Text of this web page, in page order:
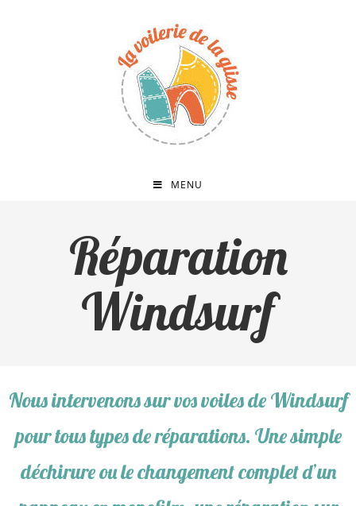
MENU
Réparation
Windsurf
Nous intervenons sur vos voiles deWindsurf
pour tous types deréparations. Une simple
déchirure ou le changement complet d’un